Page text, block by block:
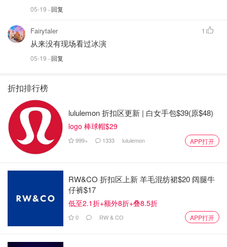
05-19 · 回复
Fairytaler
从来没有现场看过冰演
05-19 · 回复
1
折扣排行榜
lululemon 折扣区更新 | 白女手包$39(原$48)
logo 棒球帽$29
999+ 1333 lululemon APP打开
RW&CO 折扣区上新 羊毛混纺裙$20 阔腿牛
仔裤$17
低至2.1折+额外8折+叠8.5折
0 RW & CO APP打开